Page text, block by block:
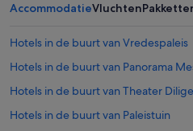
AccommodatieVluchten
Hotels in de buurt van Vredespaleis
Hotels in de buurt van Panorama
Hotels in de buurt van Theater
Hotels in de buurt van Paleistuin